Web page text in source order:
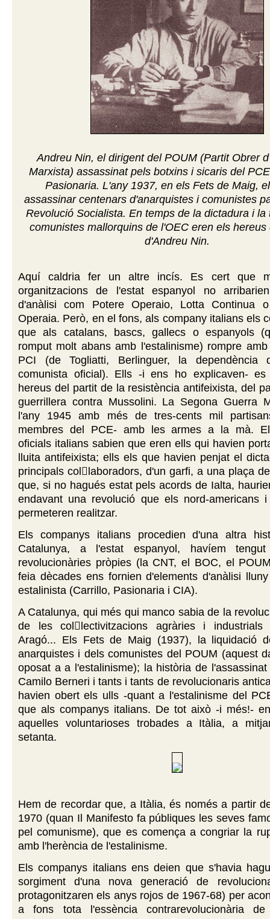
Andreu Nin, el dirigent del POUM (Partit Obrer
Marxista) assassinat pels botxins i sicaris del
Pasionaria. L'any 1937, en els Fets de Maig,
assassinar centenars d'anarquistes i comunistes
Revolució Socialista. En temps de la dictadura i la
comunistes mallorquins de l'OEC eren els hereus
d'Andreu Nin.
Aquí caldria fer un altre incís. Es cert que
organitzacions de l'estat espanyol no
d'anàlisi com Potere Operaio, Lotta Continua o
Operaia. Però, en el fons, als company italians els
que als catalans, bascs, gallecs o espanyols
romput molt abans amb l'estalinisme) rompre
PCI (de Togliatti, Berlinguer, la dependència
comunista oficial). Ells -i ens ho explicaven- es
hereus del partit de la resistència antifeixista, del
guerrillera contra Mussolini. La Segona Guerra
l'any 1945 amb més de tres-cents mil
membres del PCE- amb les armes a la mà.
oficials italians sabien que eren ells qui havien
lluita antifeixista; ells els que havien penjat el
principals collaboradors, d'un garfi, a una plaça
que, si no hagués estat pels acords de Ialta,
endavant una revolució que els nord-americans
permeteren realitzar.
Els companys italians procedien d'una altra
Catalunya, a l'estat espanyol, havíem tengut
revolucionàries pròpies (la CNT, el BOC, el
feia dècades ens fornien d'elements d'anàlisi
estalinista (Carrillo, Pasionaria i CIA).
A Catalunya, qui més qui manco sabia de la
de les collectivitzacions agràries i industrials
Aragó... Els Fets de Maig (1937), la liquidació
anarquistes i dels comunistes del POUM (aquest
oposat a a l'estalinisme); la història de
Camilo Berneri i tants i tants de revolucionaris
havien obert els ulls -quant a l'estalinisme del
que als companys italians. De tot això -i més!-
aquelles voluntarioses trobades a Itàlia, a
setanta.
Hem de recordar que, a Itàlia, és només a partir
1970 (quan Il Manifesto fa públiques les seves
pel comunisme), que es comença a congriar la
amb l'herència de l'estalinisme.
Els companys italians ens deien que s'havia
sorgiment d'una nova generació de
protagonitzaren els anys rojos de 1967-68) per
a fons tota l'essència contrarevolucionària